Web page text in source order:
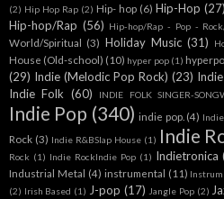
(2) Hip Hop Rap (2) Hip- hop (6) Hip-Hop (27)
Hip-hop/Rap (56) Hip-hop/Rap - Pop -
World/Spiritual (3) Holiday Music (31)
House (Old-school) (10) hyper pop (1)
(29) Indie (Melodic Pop Rock) (23)
Indie Folk (60) INDIE FOLK SINGER-
Indie Pop (340) indie pop. (4)
Rock (3) Indie R&BSlap House (1) Indie
Rock (1) Indie RockIndie Pop (1) Indietronica
Industrial Metal (4) instrumental (11)
(2) Irish Based (1) J-pop (17) Jangle Pop (2)